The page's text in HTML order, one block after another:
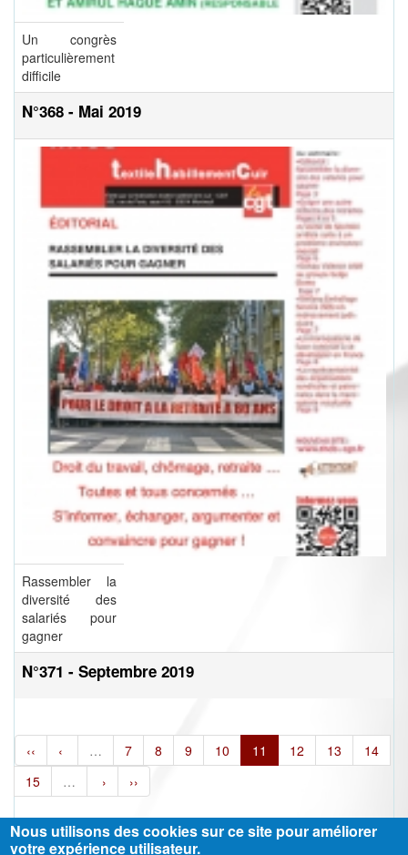
Un congrès
particulièrement
difficile
N°368 - Mai 2019
Rassembler la
diversité des
salariés pour
gagner
N°371 - Septembre 2019
‹‹ ‹ … 7 8 9 10 11 12 13
14
15
… › ››
Nous utilisons des cookies sur ce site pour améliorer
votre expérience utilisateur.